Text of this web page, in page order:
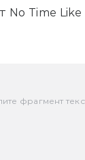
No Time
фрагмент